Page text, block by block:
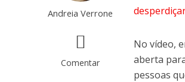
Andreia Verrone
Comentar
No vídeo,
aberta
pessoas